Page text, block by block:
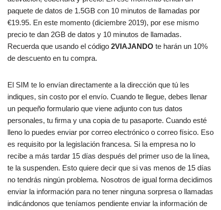
paquete de datos de 1.5GB con 10 minutos de llamadas por
€19.95. En este momento (diciembre 2019), por ese mismo
precio te dan 2GB de datos y 10 minutos de llamadas.
Recuerda que usando el código 2VIAJANDO te harán un 10%
de descuento en tu compra.
El SIM te lo envían directamente a la dirección que tú les
indiques, sin costo por el envío. Cuando te llegue, debes llenar
un pequeño formulario que viene adjunto con tus datos
personales, tu firma y una copia de tu pasaporte. Cuando esté
lleno lo puedes enviar por correo electrónico o correo físico. Eso
es requisito por la legislación francesa. Si la empresa no lo
recibe a más tardar 15 días después del primer uso de la línea,
te la suspenden. Esto quiere decir que si vas menos de 15 días
no tendrás ningún problema. Nosotros de igual forma decidimos
enviar la información para no tener ninguna sorpresa o llamadas
indicándonos que teníamos pendiente enviar la información de